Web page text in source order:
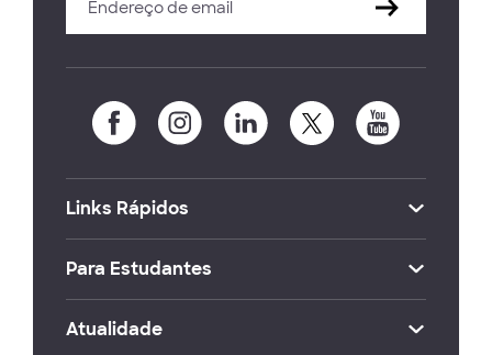
Links Rápidos
Para Estudantes
Atualidade